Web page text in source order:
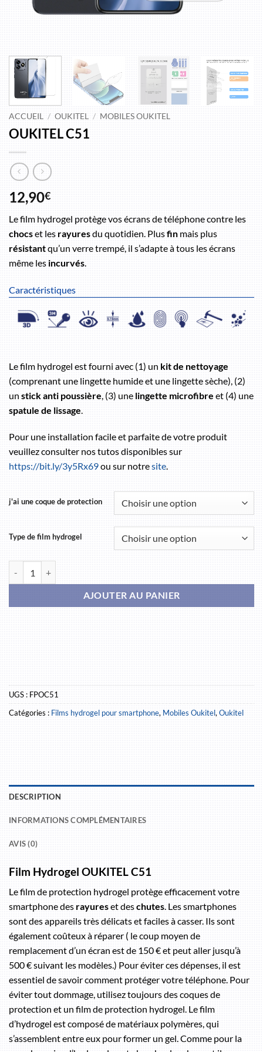
ACCUEIL / OUKITEL / MOBILES OUKITEL
OUKITEL C51
12,90€
Le film hydrogel protège vos écrans de téléphone contre les
chocset lesrayuresdu quotidien. Plusfinmais plus
résistantqu’un verre trempé, il s’adapte à tous les écrans
même lesincurvés.
Caractéristiques
Le film hydrogel est fourni avec (1) unkit de nettoyage
(comprenant une lingette humide et une lingette sèche), (2)
unstick anti poussière, (3) unelingette microfibreet (4) une
spatule de lissage.
Pour une installation facile et parfaite de votre produit
veuillez consulter nos tutos disponibles sur
https://bit.ly/3y5Rx69ou sur notresite.
j'ai une coque de protection
Type de film hydrogel
quantité de OUKITEL C51
AJOUTER AU PANIER
UGS :FPOC51
Catégories :Films hydrogel pour smartphone,Mobiles Oukitel,Oukitel
DESCRIPTION
INFORMATIONS COMPLÉMENTAIRES
AVIS (0)
Film Hydrogel OUKITEL C51
Le film de protection hydrogel protège efficacement votre
smartphone desrayureset deschutes. Les smartphones
sont des appareils très délicats et faciles à casser. Ils sont
également coûteux à réparer ( le coup moyen de
remplacement d’un écran est de 150 € et peut aller jusqu’à
500 € suivant les modèles.) Pour éviter ces dépenses, il est
essentiel de savoir comment protéger votre téléphone. Pour
éviter tout dommage, utilisez toujours des coques de
protection et un film de protection hydrogel. Le film
d’hydrogel est composé de matériaux polymères, qui
s’assemblent entre eux pour former un gel. Comme pour la